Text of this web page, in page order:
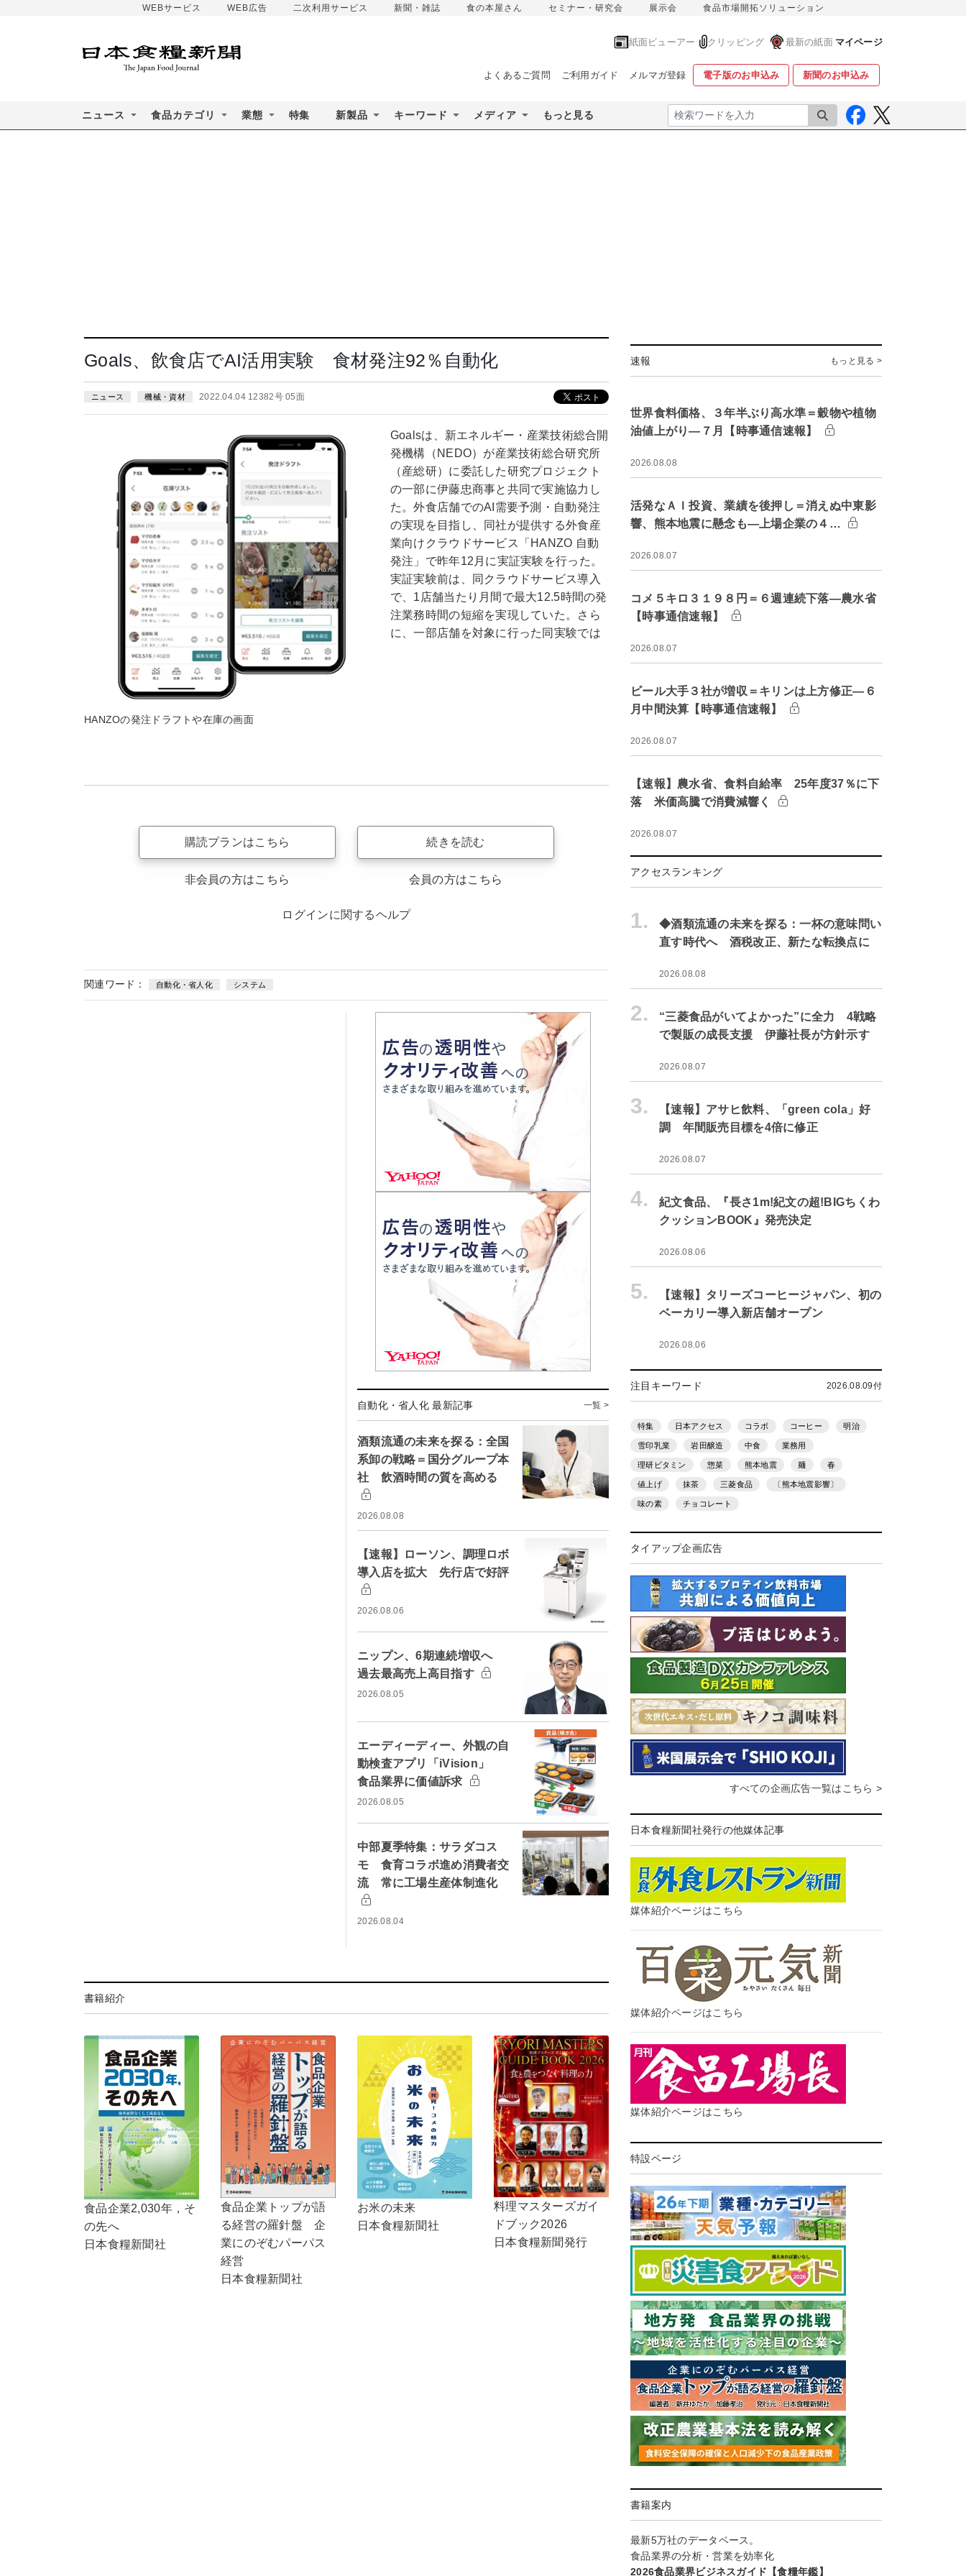
WEBサービス WEB広告 二次利用サービス 新聞・雑誌 食の本屋さん セミナー・研究会 展示会 食品市場開拓ソリューション
紙面ビューアー クリッピング 最新の紙面 マイページ
よくあるご質問 ご利用ガイド メルマガ登録 電子版のお申込み 新聞のお申込み
ニュース 食品カテゴリ 業態 特集 新製品 キーワード メディア もっと見る 検索
Goals、飲食店でAI活用実験 食材発注92％自動化
ニュース 機械・資材 2022.04.04 12382号 05面
HANZOの発注ドラフトや在庫の画面
Goalsは、新エネルギー・産業技術総合開
発機構（NEDO）が産業技術総合研究所
（産総研）に委託した研究プロジェクト
の一部に伊藤忠商事と共同で実施協力し
た。外食店舗でのAI需要予測・自動発注
の実現を目指し、同社が提供する外食産
業向けクラウドサービス「HANZO 自動
発注」で昨年12月に実証実験を行った。
実証実験前は、同クラウドサービス導入
で、1店舗当たり月間で最大12.5時間の発
注業務時間の短縮を実現していた。さら
に、一部店舗を対象に行った同実験では
購読プランはこちら
非会員の方はこちら
続きを読む
会員の方はこちら
ログインに関するヘルプ
関連ワード： 自動化・省人化 システム
自動化・省人化 最新記事 一覧 >
酒類流通の未来を探る：全国
系卸の戦略＝国分グループ本
社 飲酒時間の質を高める
2026.08.08
【速報】ローソン、調理ロボ
導入店を拡大 先行店で好評
2026.08.06
ニップン、6期連続増収へ
過去最高売上高目指す
2026.08.05
エーディーディー、外観の自
動検査アプリ「iVision」
食品業界に価値訴求
2026.08.05
中部夏季特集：サラダコス
モ 食育コラボ進め消費者交
流 常に工場生産体制進化
2026.08.04
書籍紹介
食品企業2,030年，そ
の先へ
日本食糧新聞社
食品企業トップが語
る経営の羅針盤 企
業にのぞむパーパス
経営
日本食糧新聞社
お米の未来
日本食糧新聞社
料理マスターズガイ
ドブック2026
日本食糧新聞発行
速報 もっと見る >
世界食料価格、３年半ぶり高水準＝穀物や植物
油値上がり―７月【時事通信速報】
2026.08.08
活発なＡＩ投資、業績を後押し＝消えぬ中東影
響、熊本地震に懸念も―上場企業の４…
2026.08.07
コメ５キロ３１９８円＝６週連続下落―農水省
【時事通信速報】
2026.08.07
ビール大手３社が増収＝キリンは上方修正―６
月中間決算【時事通信速報】
2026.08.07
【速報】農水省、食料自給率 25年度37％に下
落 米価高騰で消費減響く
2026.08.07
アクセスランキング
1.
◆酒類流通の未来を探る：一杯の意味問い
直す時代へ 酒税改正、新たな転換点に
2026.08.08
2.
“三菱食品がいてよかった”に全力 4戦略
で製販の成長支援 伊藤社長が方針示す
2026.08.07
3.
【速報】アサヒ飲料、「green cola」好
調 年間販売目標を4倍に修正
2026.08.07
4.
紀文食品、『長さ1m!紀文の超!BIGちくわ
クッションBOOK』発売決定
2026.08.06
5.
【速報】タリーズコーヒージャパン、初の
ベーカリー導入新店舗オープン
2026.08.06
注目キーワード 2026.08.09付
特集 日本アクセス コラボ コーヒー 明治
雪印乳業 岩田醸造 中食 業務用
理研ビタミン 惣菜 熊本地震 麺 春
値上げ 抹茶 三菱食品 〔熊本地震影響〕
味の素 チョコレート
タイアップ企画広告
すべての企画広告一覧はこちら >
日本食糧新聞社発行の他媒体記事
媒体紹介ページはこちら
媒体紹介ページはこちら
媒体紹介ページはこちら
特設ページ
書籍案内
最新5万社のデータベース。
食品業界の分析・営業を効率化
2026食品業界ビジネスガイド【食糧年鑑】